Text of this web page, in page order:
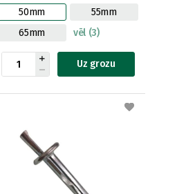
50mm
55mm
65mm
vēl (3)
Uz grozu